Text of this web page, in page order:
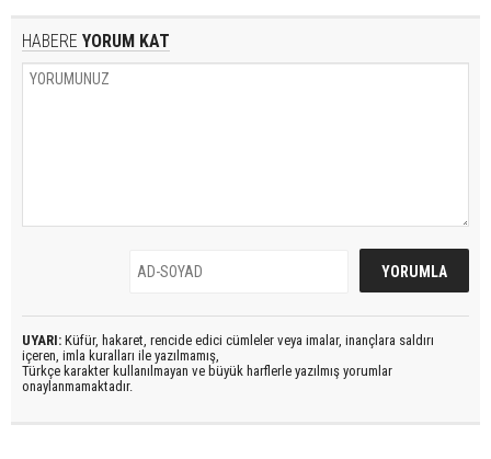
HABERE YORUM KAT
UYARI: Küfür, hakaret, rencide edici cümleler veya imalar, inançlara saldırı
içeren, imla kuralları ile yazılmamış,
Türkçe karakter kullanılmayan ve büyük harflerle yazılmış yorumlar
onaylanmamaktadır.